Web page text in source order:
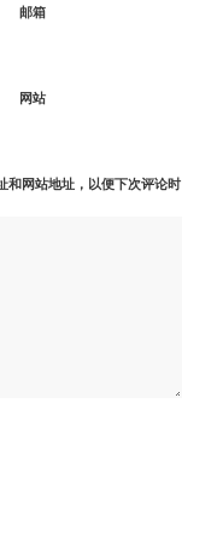
邮箱
网站
和网站地址，以便下次评论时